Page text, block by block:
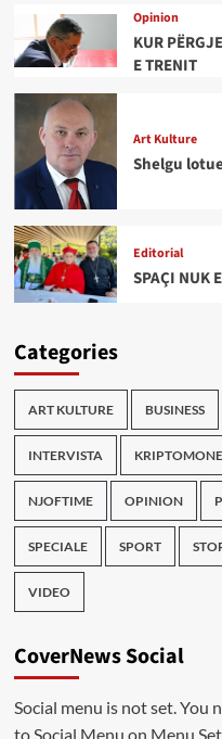
Opinion
KUR
E TRENIT
Art Kulture
Shelgu
Editorial
SPAÇI NUK
Categories
ART KULTURE BUSINESS
INTERVISTA
NJOFTIME OPINION
SPECIALE SPORT
VIDEO
CoverNews Social
Social menu is not set. You
to Social Menu on Menu